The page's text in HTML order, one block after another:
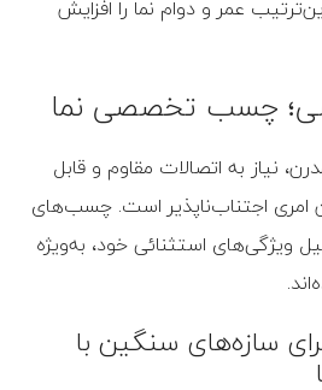
عمر و دوام نما را افزایش
چسب تخصصی نما
نیاز به اتصالات مقاوم و قابل
امری اجتناب‌ناپذیر است. چسب‌های
ویژگی‌های استثنائی خود، به‌ویژه
سازه‌های سنگین با